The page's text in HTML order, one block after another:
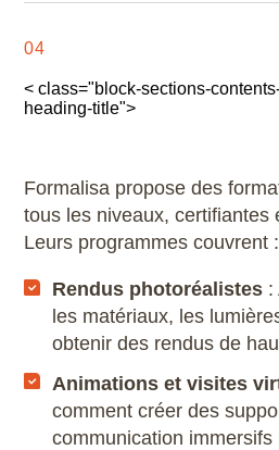
04
< class="block-sections-
heading-title">
Formalisa propose des
tous les niveaux, certifiantes
Leurs programmes couvrent :
Rendus photoréalistes :
les matériaux, les
obtenir des rendus de
Animations et visites
comment créer des
communication